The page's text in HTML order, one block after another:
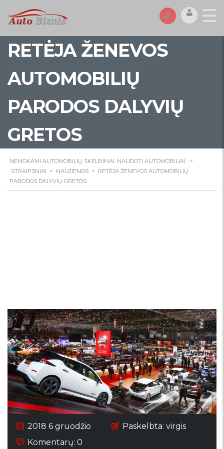
RETĖJA ŽENEVOS
AUTOMOBILIŲ
PARODOS DALYVIŲ
GRETOS
NEMOKAMI AUTOMOBILIŲ SKELBIMAI. NAUDOTI AUTOMOBILIAI. >
STRAIPSNIAI > NAUJIENOS > RETĖJA ŽENEVOS AUTOMOBILIŲ
PARODOS DALYVIŲ GRETOS
2018 6 gruodžio Paskelbta: virgis
Komentarų: 0